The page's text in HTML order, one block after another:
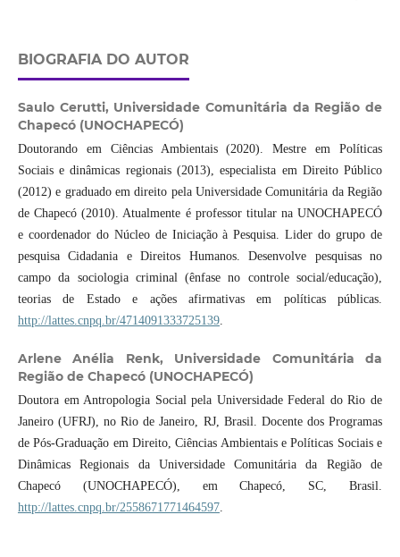
BIOGRAFIA DO AUTOR
Saulo Cerutti, Universidade Comunitária da Região de
Chapecó (UNOCHAPECÓ)
Doutorando em Ciências Ambientais (2020). Mestre em Políticas
Sociais e dinâmicas regionais (2013), especialista em Direito Público
(2012) e graduado em direito pela Universidade Comunitária da Região
de Chapecó (2010). Atualmente é professor titular na UNOCHAPECÓ
e coordenador do Núcleo de Iniciação à Pesquisa. Lider do grupo de
pesquisa Cidadania e Direitos Humanos. Desenvolve pesquisas no
campo da sociologia criminal (ênfase no controle social/educação),
teorias de Estado e ações afirmativas em políticas públicas.
http://lattes.cnpq.br/4714091333725139.
Arlene Anélia Renk, Universidade Comunitária da
Região de Chapecó (UNOCHAPECÓ)
Doutora em Antropologia Social pela Universidade Federal do Rio de
Janeiro (UFRJ), no Rio de Janeiro, RJ, Brasil. Docente dos Programas
de Pós-Graduação em Direito, Ciências Ambientais e Políticas Sociais e
Dinâmicas Regionais da Universidade Comunitária da Região de
Chapecó (UNOCHAPECÓ), em Chapecó, SC, Brasil.
http://lattes.cnpq.br/2558671771464597.